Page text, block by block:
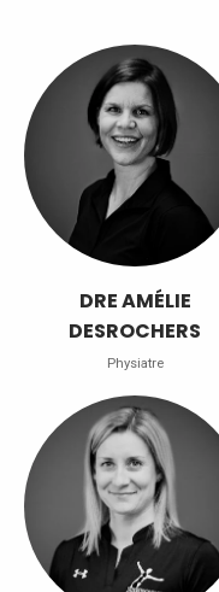
DRE AMÉLIE
DESROCHERS
Physiatre